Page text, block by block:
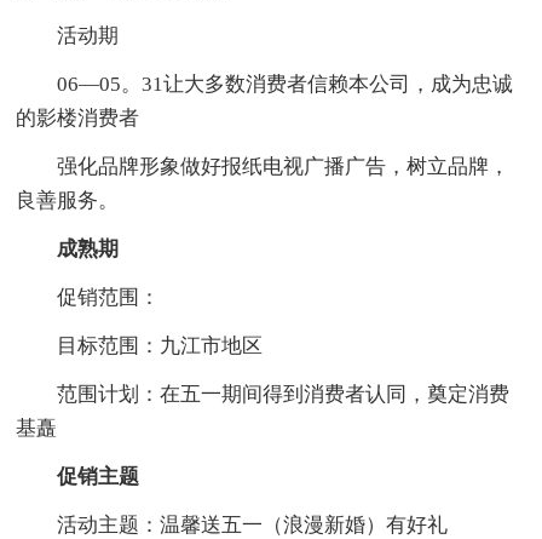
活动期
06—05。31让大多数消费者信赖本公司，成为忠诚
的影楼消费者
强化品牌形象做好报纸电视广播广告，树立品牌，
良善服务。
成熟期
促销范围：
目标范围：九江市地区
范围计划：在五一期间得到消费者认同，奠定消费
基矗
促销主题
活动主题：温馨送五一（浪漫新婚）有好礼